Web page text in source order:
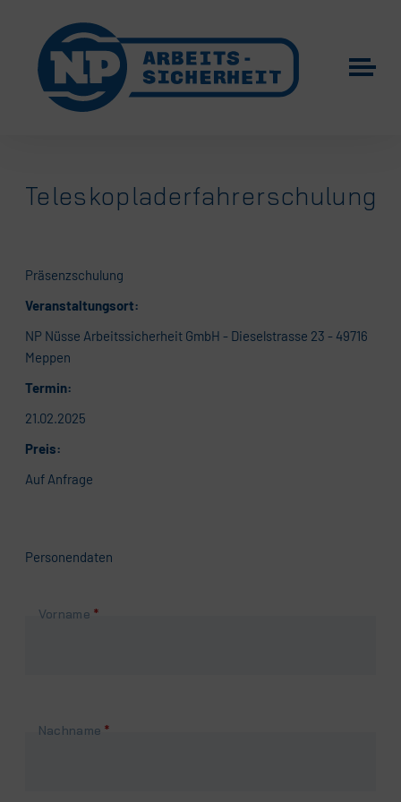
Teleskopladerfahrerschulung
Präsenzschulung
Veranstaltungsort:
NP Nüsse Arbeitssicherheit GmbH - Dieselstrasse 23 - 49716
Meppen
Termin:
21.02.2025
Preis:
Auf Anfrage
Personendaten
Pflichtfeld
Vorname *
Pflichtfeld
Nachname *